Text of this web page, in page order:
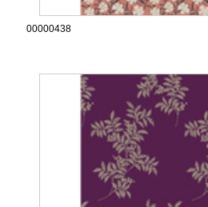
00000438